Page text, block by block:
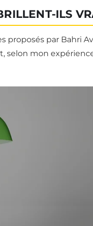
ILS
proposés par Bahri
selon mon